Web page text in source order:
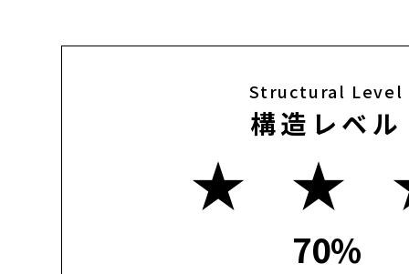
Structural Level
構造レベル
★ ★
70%